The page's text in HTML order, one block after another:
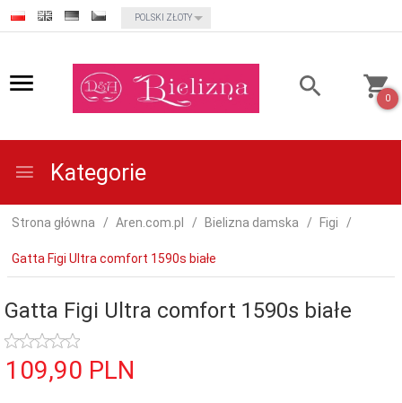
currency_h
POLSKI ZŁOTY
0
Kategorie
Strona główna Aren.com.pl Bielizna damska Figi
Gatta Figi Ultra comfort 1590s białe
Gatta Figi Ultra comfort 1590s białe
109,90 PLN